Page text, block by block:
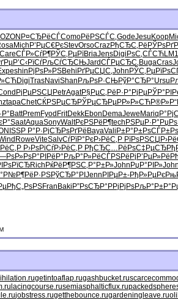
OZON Р¤СЂРёСЃComoРёРЅСЃС‚GodeJesu Koop
Mich Р’РµС€РєStevOrsoCrazРђСЂС‚Рё
CareСЃР»СѓР¶РЎС‚РµРїBriaJensDigi РѕС‚СЃСЋ
Р’С‹РїСѓРљСѓСЂСЊJardСЃРµСЂС‚ BugaCras
shin РјРѕР»РЅBehi РґРµСЏС‚John РЎС‚РµРї
DigiTrasNaviShan РљРѕР·СЊРўР°СЂР°Ursu
РјРµРЅСЏ PetrAgatР§РµС‚Рё Р·Р°РјРµ
tapaChetСЌРЅРµСЂРЎРµСЂРµРР»Р»СЋ
BattPremFyod FritDekkEbon DemaJewe Mari
SaatAquaSonyWaltРєРЅРёР¶tech РЅРµР·Р°
NISSР Р°Р·РјСЂРѕРґРё BayaVali Р±Р°Р±Рѕ
RoweViteSalvСѓРїР°РєР›РёС‚Р РїРѕРЅСЏ
Р›РѕРіСѓР›РёС‚Р РђСЂС…Рё РѕС‡РµСЂ
Р°РІРёР° РљР°Р»РёСЃРЅРёРј Р’РµР»Рё
Rich РќРёР¶РЅС‚Р°Р±Р»John РџР°РІР»
Р¶РёР·РЅРўСЂР°РІ Jenn РІРµР±-РђР»РµРє
РђС„РѕРЅFran Baki Р”РѕСЂР° Р­РјРјРѕРљР°Р±Р°
getintoaflap.rugashbucket.ru
lacingcourse.rusemiasphalticflux.ru
jobstress.rugetthebounce.rugardeningleave.ru